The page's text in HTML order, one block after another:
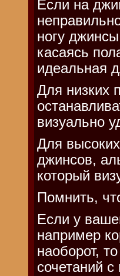
Если на
ногу
касаясь
идеальная
Для низких
визуально
Для
джинсов,
который
Помнить,
Если у
например
наоборот,
сочетаний